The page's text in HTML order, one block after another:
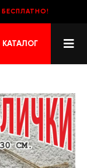
БЕСПЛАТНО!
КАТАЛОГ